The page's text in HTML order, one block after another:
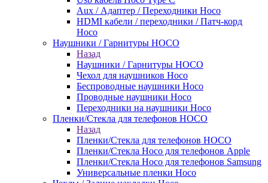
Aux / Адаптер / Переходники Hoco
HDMI кабели / переходники / Патч-корд
Hoco
Наушники / Гарнитуры HOCO
Назад
Наушники / Гарнитуры HOCO
Чехол для наушников Hoco
Беспроводные наушники Hoco
Проводные наушники Hoco
Переходники на наушники Hoco
Пленки/Стекла для телефонов HOCO
Назад
Пленки/Стекла для телефонов HOCO
Пленки/Стекла Hoco для телефонов Apple
Пленки/Стекла Hoco для телефонов Samsung
Универсальные пленки Hoco